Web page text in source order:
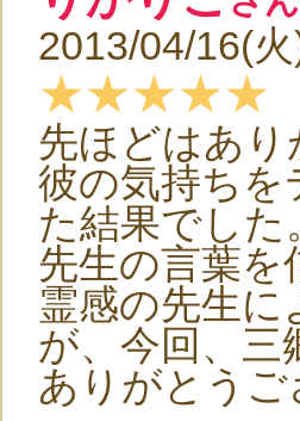
2013/04/16(
★★★★★
先ほどはあ
彼の気持ちを
た結果でした
先生の言葉
霊感の先生
が、今回、三
ありがとう